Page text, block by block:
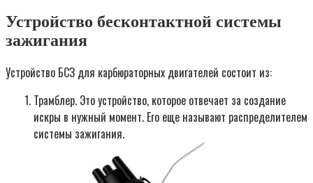
Устройство бесконтактной системы
зажигания
Устройство БСЗ для карбюраторных двигателей состоит из:
Трамблер. Это устройство, которое отвечает за создание
искры в нужный момент. Его еще называют распределителем
системы зажигания.